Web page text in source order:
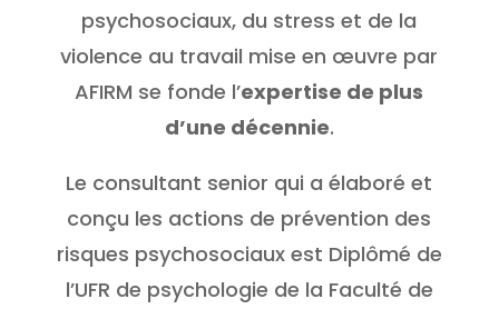
psychosociaux, du stress et de la
violence au travail mise en œuvre par
AFIRM se fonde l’expertise de plus
d’une décennie.
Le consultant senior qui a élaboré et
conçu les actions de prévention des
risques psychosociaux est Diplômé de
l’UFR de psychologie de la Faculté de